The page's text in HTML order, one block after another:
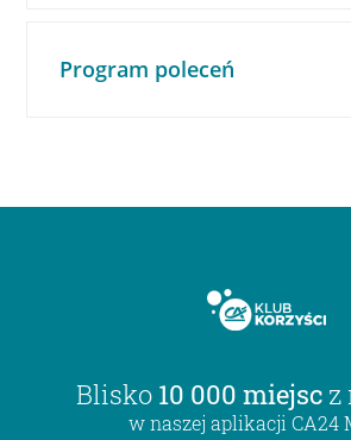
Program poleceń
Blisko 10 000 miejsc z
w naszej aplikacji CA24